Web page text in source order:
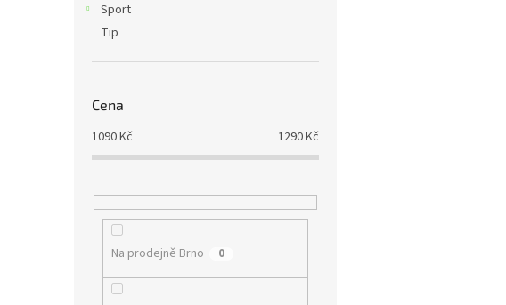
Sport
Tip
Cena
1090Kč 1290Kč
Na prodejně Brno 0